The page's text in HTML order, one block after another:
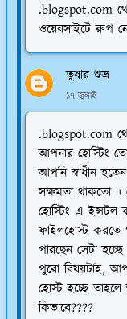
.blogspot.com
ওয়েবসাইটে রুপ
তুষার শুভ্র
১৭ জুলাই
.blogspot.com
আপনার হোস্টিং
আপনি স্বাধীন
সক্ষমতা থাকতো ।
হোস্টিং এ ইন্সটল
ফাইলহোস্ট করতে
পারছেন সেটা
পুরো বিষয়টাই,
হোস্ট হচ্ছে
কিভাবে????